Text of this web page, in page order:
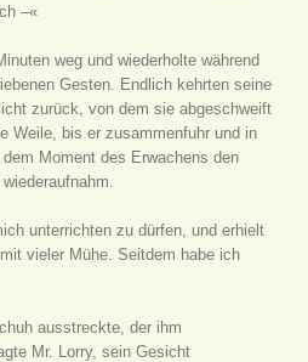
–«
weg und wiederholte während
Gesten. Endlich kehrten seine
zurück, von dem sie abgeschweift
Weile, bis er zusammenfuhr und in
Moment des Erwachens den
unterrichten zu dürfen, und erhielt
vieler Mühe. Seitdem habe ich
ausstreckte, der ihm
Mr. Lorry, sein Gesicht